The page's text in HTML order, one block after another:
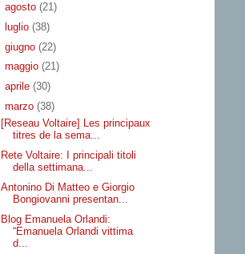
agosto (21)
luglio (38)
giugno (22)
maggio (21)
aprile (30)
marzo (38)
[Reseau Voltaire] Les principaux
titres de la sema...
Rete Voltaire: I principali titoli
della settimana...
Antonino Di Matteo e Giorgio
Bongiovanni presentan...
Blog Emanuela Orlandi:
“Emanuela Orlandi vittima
d...